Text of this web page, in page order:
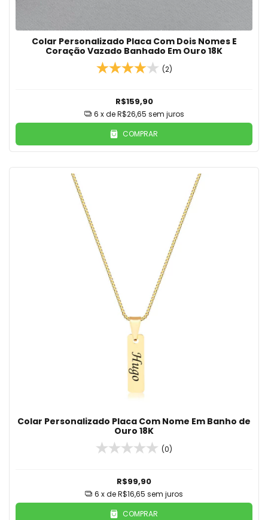
Colar Personalizado Placa Com Dois Nomes E
Coração Vazado Banhado Em Ouro 18K
(2)
R$159,90
6 x deR$26,65 sem juros
COMPRAR
Colar Personalizado Placa Com Nome Em Banho de
Ouro 18K
(0)
R$99,90
6 x deR$16,65 sem juros
COMPRAR